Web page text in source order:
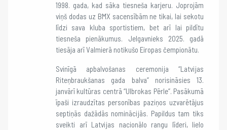
1998. gada, kad sāka tiesneša karjeru. Joprojām
viņš dodas uz BMX sacensībām ne tikai, lai sekotu
līdzi sava kluba sportistiem, bet arī lai pildītu
tiesneša pienākumus. Jelgavnieks 2025. gadā
tiesāja arī Valmierā notikušo Eiropas čempionātu.
Svinīgā apbalvošanas ceremonija “Latvijas
Riteņbraukšanas gada balva” norisināsies 13.
janvārī kultūras centrā “Ulbrokas Pērle”. Pasākumā
īpaši izraudzītas personības paziņos uzvarētājus
septiņās dažādās nominācijās. Papildus tam tiks
sveikti arī Latvijas nacionālo rangu līderi, lielo